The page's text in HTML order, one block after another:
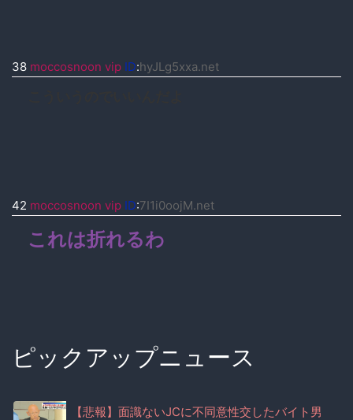
38 moccosnoon vip ID:hyJLg5xxa.net
42 moccosnoon vip ID:7I1i0oojM.net
これは折れるわ
ピックアップニュース
【悲報】面識ないJCに不同意性交したバイト男